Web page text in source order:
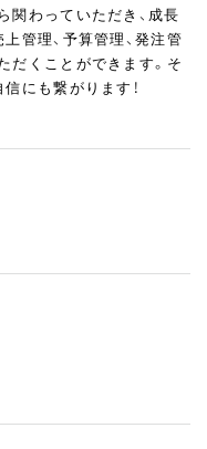
関わっていただき、成長
管理、予算管理、発注管
だくことができます。そ
にも繋がります！